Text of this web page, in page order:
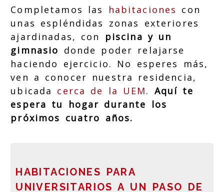
Completamos las habitaciones con
unas espléndidas zonas exteriores
ajardinadas, con piscina y un
gimnasio donde poder relajarse
haciendo ejercicio. No esperes más,
ven a conocer nuestra residencia,
ubicada cerca de la UEM. Aquí te
espera tu hogar durante los
próximos cuatro años.
HABITACIONES PARA
UNIVERSITARIOS A UN PASO DE